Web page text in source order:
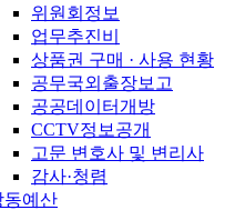
위원회정보
업무추진비
상품권 구매 · 사용 현황
공무국외출장보고
공공데이터개방
CCTV정보공개
고문 변호사 및 변리사
감사·청렴
동예산